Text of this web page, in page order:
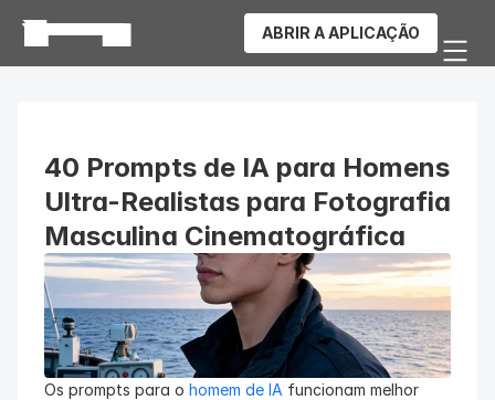
ABRIR A APLICAÇÃO
40 Prompts de IA para Homens
Ultra-Realistas para Fotografia
Masculina Cinematográfica
Os prompts para o homem de IA funcionam melhor